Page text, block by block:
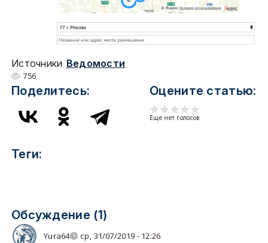
Источники Ведомости
756
Поделитесь: Оцените статью:
Еще нет голосов
Теги:
Обсуждение (1)
Yura64 ср, 31/07/2019 - 12:26